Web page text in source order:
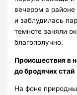
вечером в
и заблудилась
темноте заняли
благополучно.
Происшествия в
до бродячих стай
На фоне